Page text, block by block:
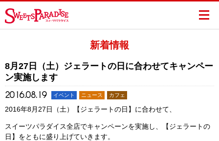
新着情報
8月27日（土）ジェラートの日に合わせてキャンペー
ン実施します
2016.08.19 イベント ニュース カフェ
2016年8月27日（土）【ジェラートの日】に合わせて、
スイーツパラダイス全店でキャンペーンを実施し、【ジェラートの
日】をともに盛り上げていきます。